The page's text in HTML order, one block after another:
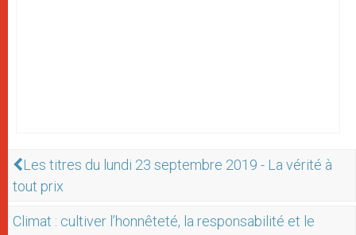
Les titres du lundi 23 septembre 2019 - La vérité à
tout prix
Climat : cultiver l’honnêteté, la responsabilité et le